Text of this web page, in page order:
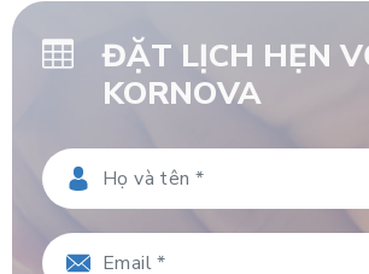
ĐẶT LỊCH HẸN
KORNOVA